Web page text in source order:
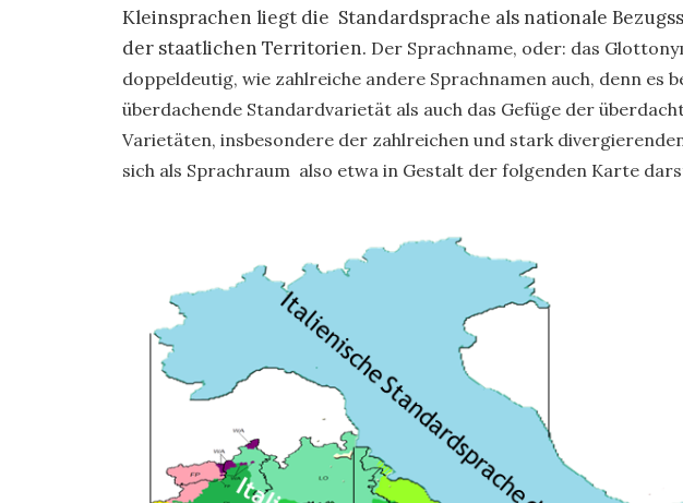
Kleinsprachen liegt die Standardsprache als nationale
der staatlichen Territorien. Der Sprachname, oder: das
doppeldeutig, wie zahlreiche andere Sprachnamen auch, denn es
überdachende Standardvarietät als auch das Gefüge der
Varietäten, insbesondere der zahlreichen und stark
sich als Sprachraum also etwa in Gestalt der folgenden Karte